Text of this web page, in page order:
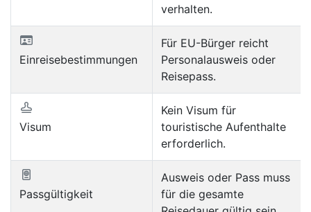
verhalten.
Einreisebestimmungen
Für EU-Bürger reicht
Personalausweis oder
Reisepass.
Visum
Kein Visum für
touristische Aufenthalte
erforderlich.
Passgültigkeit
Ausweis oder Pass muss
für die gesamte